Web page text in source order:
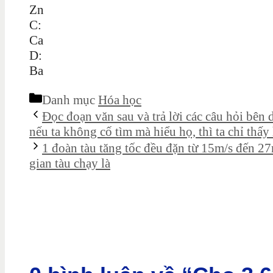
Zn
C:
Ca
D:
Ba
Danh mục Hóa học
Đọc đoạn văn sau và trả lời các câu hỏi
nếu ta không cố tìm mà hiểu họ, thì ta chỉ thấy
1 đoàn tàu tăng tốc đều đặn từ 15m/s đến
gian tàu chạy là